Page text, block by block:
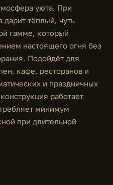
уюта. При
дарит тёплый, чуть
гамме, который
настоящего огня без
Подойдёт для
кафе, ресторанов и
и праздничных
работает
минимум
при длительной